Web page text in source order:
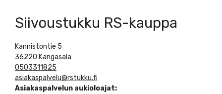
Siivoustukku RS-kauppa
Kannistontie 5
36220 Kangasala
0503311825
asiakaspalvelu@rstukku.fi
Asiakaspalvelun aukioloajat: